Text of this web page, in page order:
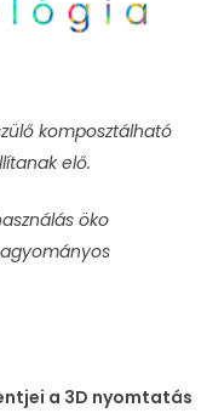
komposztálható
elő.
öko
a 3D nyomtatás